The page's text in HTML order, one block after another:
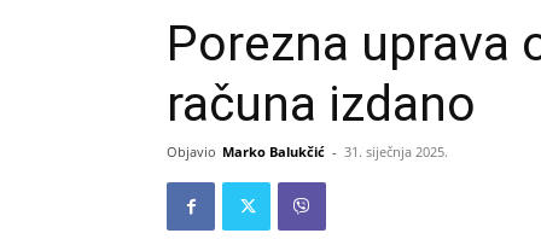
Porezna uprava
računa izdano
Objavio Marko Balukčić - 31. siječnja 2025.